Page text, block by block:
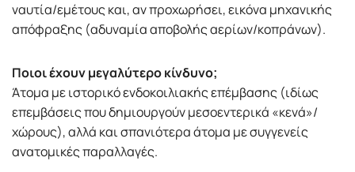
ναυτία/εμέτους και, αν προχωρήσει, εικόνα μηχανικής
απόφραξης (αδυναμία αποβολής αερίων/κοπράνων).
Ποιοι έχουν μεγαλύτερο κίνδυνο;
Άτομα με ιστορικό ενδοκοιλιακής επέμβασης (ιδίως
επεμβάσεις που δημιουργούν μεσοεντερικά «κενά»/
χώρους), αλλά και σπανιότερα άτομα με συγγενείς
ανατομικές παραλλαγές.